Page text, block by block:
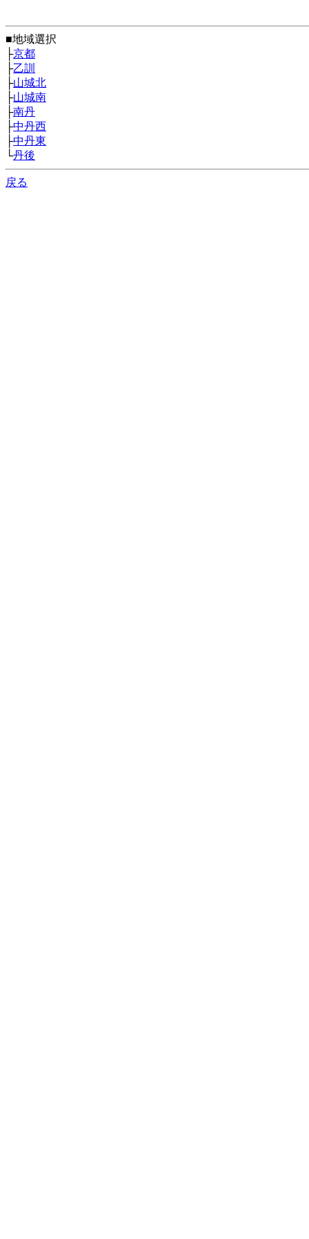
■地域選択
├京都
├乙訓
├山城北
├山城南
├南丹
├中丹西
├中丹東
└丹後
戻る